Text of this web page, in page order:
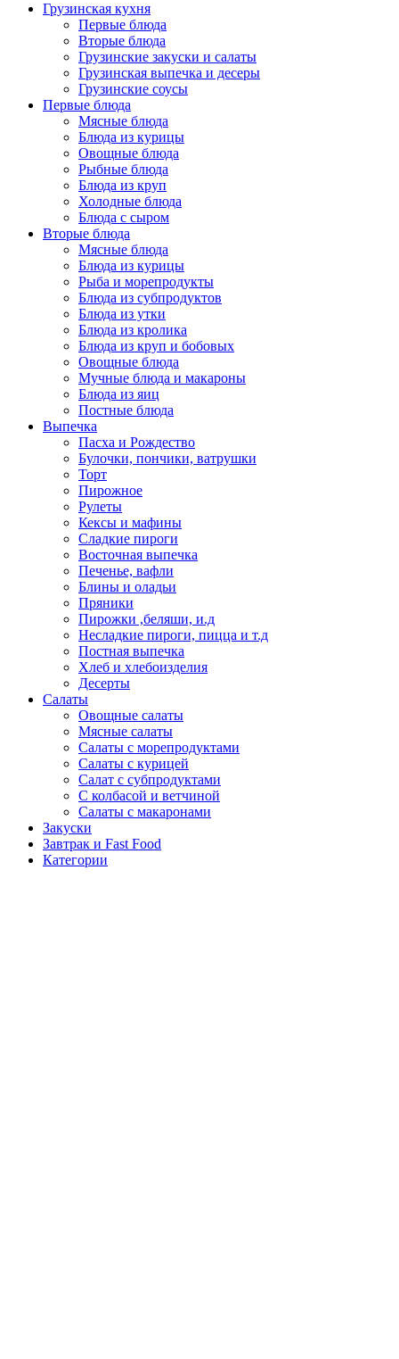
Грузинская кухня
Первые блюда
Вторые блюда
Грузинские закуски и салаты
Грузинская выпечка и десеры
Грузинские соусы
Первые блюда
Мясные блюда
Блюда из курицы
Овощные блюда
Рыбные блюда
Блюда из круп
Холодные блюда
Блюда с сыром
Вторые блюда
Мясные блюда
Блюда из курицы
Рыба и морепродукты
Блюда из субпродуктов
Блюда из утки
Блюда из кролика
Блюда из круп и бобовых
Овощные блюда
Мучные блюда и макароны
Блюда из яиц
Постные блюда
Выпечка
Пасха и Рождество
Булочки, пончики, ватрушки
Торт
Пирожное
Рулеты
Кексы и мафины
Сладкие пироги
Восточная выпечка
Печенье, вафли
Блины и оладьи
Пряники
Пирожки ,беляши, и.д
Несладкие пироги, пицца и т.д
Постная выпечка
Хлеб и хлебоизделия
Десерты
Салаты
Овощные салаты
Мясные салаты
Салаты с морепродуктами
Салаты с курицей
Салат с субпродуктами
С колбасой и ветчиной
Салаты с макаронами
Закуски
Завтрак и Fast Food
Категории